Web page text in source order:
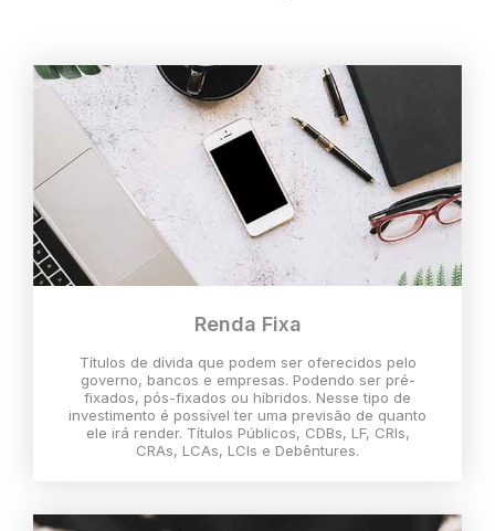
Renda Fixa
Títulos de dívida que podem ser oferecidos pelo
governo, bancos e empresas. Podendo ser pré-
fixados, pós-fixados ou híbridos. Nesse tipo de
investimento é possível ter uma previsão de quanto
ele irá render. Títulos Públicos, CDBs, LF, CRIs,
CRAs, LCAs, LCIs e Debêntures.